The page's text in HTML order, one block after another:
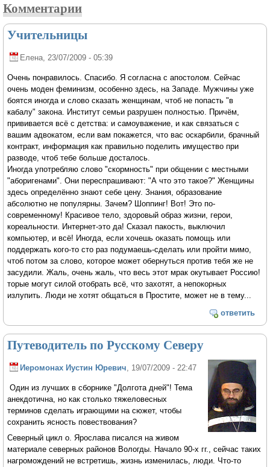
Комментарии
Учительницы
Елена, 23/07/2009 - 05:39
Очень понравилось. Спасибо. Я согласна с апостолом. Сейчас
очень моден феминизм, особенно здесь, на Западе. Мужчины уже
боятся иногда и слово сказать женщинам, чтоб не попасть "в
кабалу" закона. Институт семьи разрушен полностью. Причём,
прививается всё с детства: и самоуважение, и как связаться с
вашим адвокатом, если вам покажется, что вас оскарбили, брачный
контракт, информация как правильно поделить имущество при
разводе, чтоб тебе больше досталось.
Иногда употребляю слово "скормность" при общении с местными
"аборигенами". Они переспрашивают: "А что это такое?" Женщины
здесь определённо знают себе цену. Знания, образование
абсолютно не популярны. Зачем? Шоппинг! Вот! Это по-
современному! Красивое тело, здоровый образ жизни, герои,
кореальности. Интернет-это да! Сказал пакость, выключил
компьютер, и всё! Иногда, если хочешь оказать помощь или
поддержать кого-то сто раз подумаешь-сделать или пройти мимо,
чтоб потом за слово, которое может обернуться против тебя же не
засудили. Жаль, очень жаль, что весь этот мрак окутывает Россию!
торые могут силой отобрать всё, что захотят, а непокорных
излупить. Люди не хотят общаться в Простите, может не в тему...
ответить
Путеводитель по Русскому Северу
Иеромонах Иустин Юревич , 19/07/2009 - 22:47
Один из лучших в сборнике "Долгота дней"! Тема
анекдотична, но как столько тяжеловесных
терминов сделать играющими на сюжет, чтобы
сохранить ясность повествования?
Северный цикл о. Ярослава писался на живом
материале северных районов Вологды. Начало 90-х гг., сейчас таких
нагромождений не встретишь, жизнь изменилась, люди. Что-то